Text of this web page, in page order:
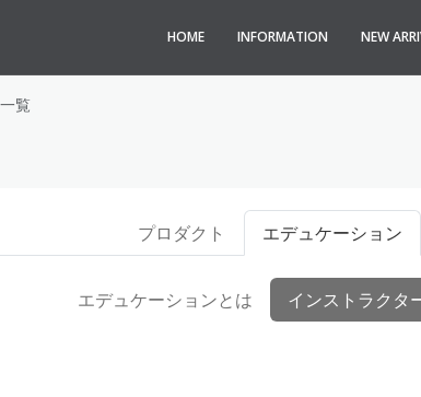
HOME INFORMATION NEW
覧
プロダクト エデュケーション
エデュケーションとは インストラクタ